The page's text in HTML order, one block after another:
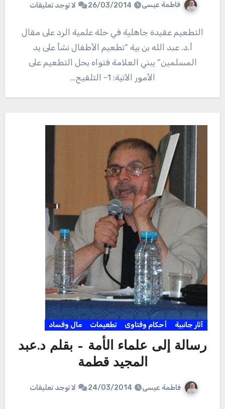
فاطمة عيسى 26/03/2014 لا توجد تعليقات
التطعيم عقيدة جاهلية في حلة علمية الرد على مقال
أ.د. عبد الله بن بية “تطعيم الأطفال نشأ على يد
المسلمين“ يبني العلامة فتواه بحل التطعيم على
الأمور الآتية: 1- التلقيح…
آثار جانبية أحكام وفتاوى تطعيمات مال وفساد
رسالة إلى علماء الأمة – بقلم د.عبد
المجيد قطمة
فاطمة عيسى 24/03/2014 لا توجد تعليقات